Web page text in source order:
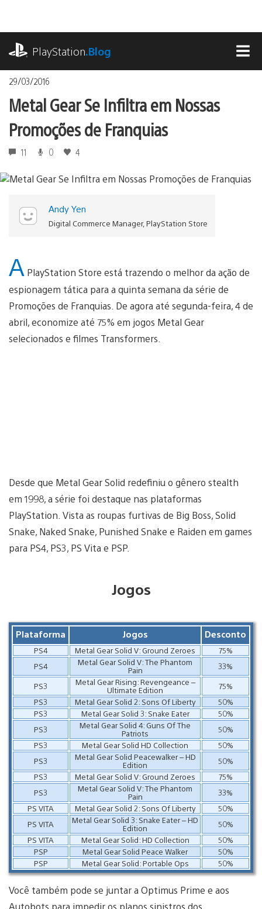
o
conteúdoPlayStation.Blog
29/03/2016
Metal Gear Se Infiltra em Nossas
Promoções de Franquias
11 0 4
Andy Yen
Digital Commerce Manager, PlayStation Store
A PlayStation Store está trazendo o melhor da ação de
espionagem tática para a quinta semana da série de
Promoções de Franquias. De agora até segunda-feira, 4 de
abril, economize até 75% em jogos Metal Gear
selecionados e filmes Transformers.
Desde que Metal Gear Solid redefiniu o gênero stealth
em 1998, a série foi destaque nas plataformas
PlayStation. Vista as roupas furtivas de Big Boss, Solid
Snake, Naked Snake, Punished Snake e Raiden em games
para PS4, PS3, PS Vita e PSP.
Jogos
Plataforma Jogos Desconto
PS4 Metal Gear Solid V: Ground Zeroes
75%
PS4
Metal Gear Solid V: The Phantom
Pain
33%
PS3
Metal Gear Rising: Revengeance –
Ultimate Edition
75%
PS3
Metal Gear Solid 2: Sons Of Liberty
50%
PS3
Metal Gear Solid 3: Snake Eater
50%
PS3
Metal Gear Solid 4: Guns Of The
Patriots
50%
PS3
Metal Gear Solid HD Collection
50%
PS3
Metal Gear Solid Peacewalker – HD
Edition
50%
PS3
Metal Gear Solid V: Ground Zeroes
75%
PS3
Metal Gear Solid V: The Phantom
Pain
33%
PS VITA
Metal Gear Solid 2: Sons Of Liberty
50%
PS VITA
Metal Gear Solid 3: Snake Eater – HD
Edition
50%
PS VITA
Metal Gear Solid: HD Collection
50%
PSP
Metal Gear Solid Peace Walker
50%
PSP
Metal Gear Solid: Portable Ops 50%
Você também pode se juntar a Optimus Prime e aos
Autobots para impedir os planos sinistros dos